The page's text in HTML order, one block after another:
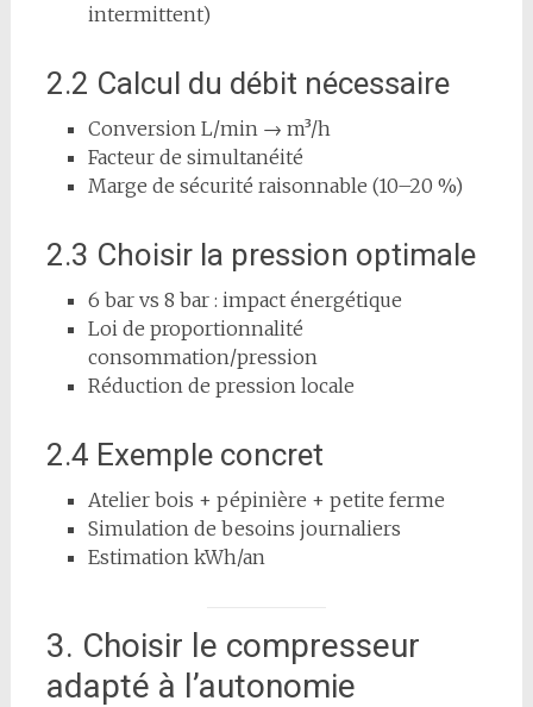
intermittent)
2.2 Calcul du débit nécessaire
Conversion L/min → m³/h
Facteur de simultanéité
Marge de sécurité raisonnable (10–20 %)
2.3 Choisir la pression optimale
6 bar vs 8 bar : impact énergétique
Loi de proportionnalité
consommation/pression
Réduction de pression locale
2.4 Exemple concret
Atelier bois + pépinière + petite ferme
Simulation de besoins journaliers
Estimation kWh/an
3. Choisir le compresseur
adapté à l’autonomie